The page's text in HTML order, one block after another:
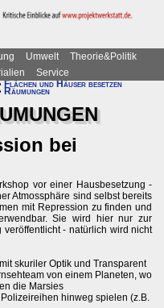
Umwelt
Theorie&Politik
Service
Flächen und Häuser besetzen
Räumungen
bei
vor einer Hausbesetzung -
Atmossphäre sind selbst bereits
mit Repression zu finden und
Sie wird hier nur zur
veröffentlicht - natürlich wird nicht
skuriler Optik und Transparent
von einem Planeten, wo
die Marsies
hinweg spielen (z.B.